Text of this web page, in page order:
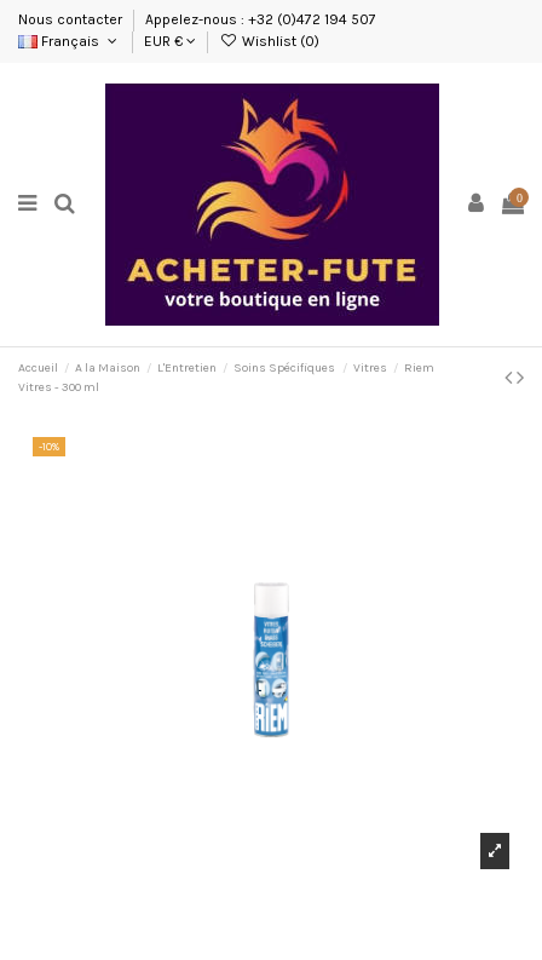
Nous contacter
Appelez-nous : +32 (0)472 194 507
Français
EUR € Wishlist (0)
0
Accueil A la Maison L'Entretien Soins Spécifiques Vitres
Riem
Vitres - 300 ml
-10%